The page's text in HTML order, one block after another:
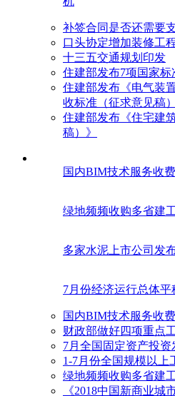
补签合同是否还需要
口头协定增加装修工
十三五交通规划印发
住建部发布7项国家
住建部发布《电气装
收标准（征求意见稿）
住建部发布《住宅建
稿）》
国内BIM技术服务收
绿地频频收购多省建
多家水泥上市公司发
7月份经济运行总体平
国内BIM技术服务收
财政部做好四项重点
7月全国固定资产投
1-7月份全国规模以上
绿地频频收购多省建
《2018中国新商业城